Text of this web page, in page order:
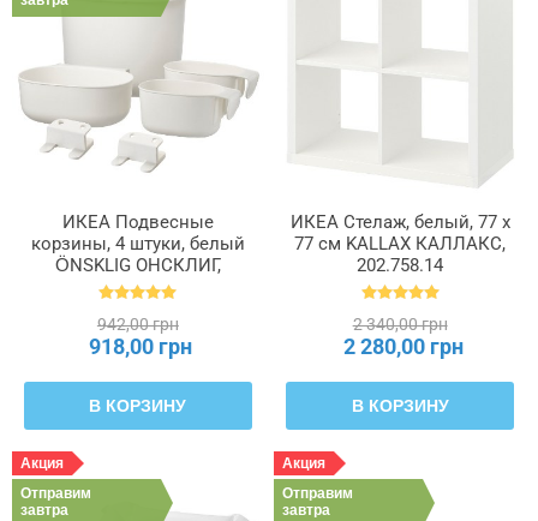
ИКЕА Подвесные
корзины, 4 штуки, белый
ÖNSKLIG ОНСКЛИГ,
301.992.83
942,00 грн
918,00 грн
В КОРЗИНУ
ИКЕА Стелаж, белый, 77 x
77 см KALLAX КАЛЛАКС,
202.758.14
2 340,00 грн
2 280,00 грн
В КОРЗИНУ
Акция
Отправим
завтра
Акция
Отправим
завтра